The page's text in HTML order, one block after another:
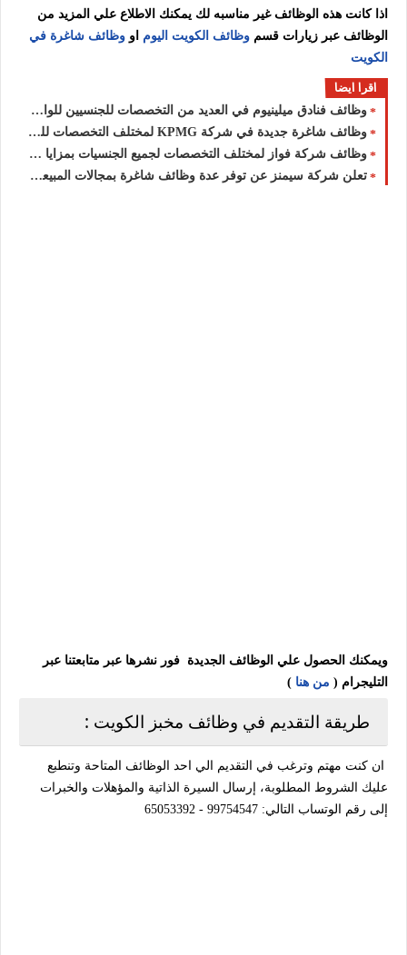
اذا كانت هذه الوظائف غير مناسبه لك يمكنك الاطلاع علي المزيد من
الوظائف عبر زيارات قسم وظائف الكويت اليوم او وظائف شاغرة في
الكويت
اقرا ايضا
وظائف فنادق ميلينيوم في العديد من التخصصات للجنسيين للوافدين والمقيمين في الكويت
وظائف شاغرة جديدة في شركة ‏KPMG لمختلف التخصصات للجنسيين للوافدين والمقيمين في الكويت
وظائف شركة فواز لمختلف التخصصات لجميع الجنسيات بمزايا ورواتب عالية بالكويت
تعلن شركة سيمنز عن توفر عدة وظائف شاغرة بمجالات المبيعات والتقنية بالكويت
ويمكنك الحصول علي الوظائف الجديدة فور نشرها عبر متابعتنا عبر
التليجرام ( من هنا )
طريقة التقديم في وظائف مخبز الكويت :
ان كنت مهتم وترغب في التقديم الي احد الوظائف المتاحة وتنطبع
عليك الشروط المطلوبة، إرسال السيرة الذاتية والمؤهلات والخبرات
إلى رقم الوتساب التالي: 99754547 - 65053392